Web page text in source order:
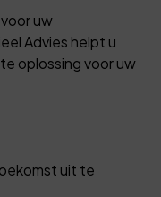
uw
Advies helpt u
oplossing voor uw
uit te